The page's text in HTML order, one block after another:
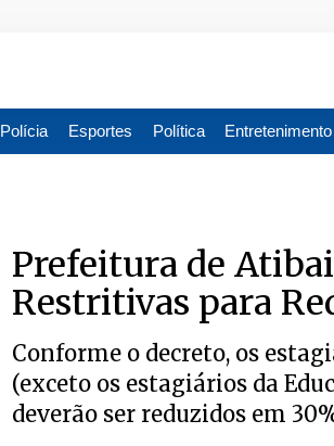
Polícia Esportes Política Entretenimento
​Prefeitura de
Restritivas para
Conforme o decreto, os
(exceto os estagiários da
deverão ser reduzidos em